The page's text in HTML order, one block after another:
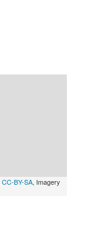
CC-BY-SA, Imagery